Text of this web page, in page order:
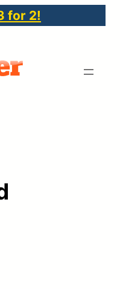
for 2!